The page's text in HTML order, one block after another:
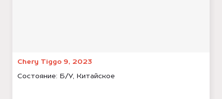
Chery Tiggo 9, 2023
Состояние: Б/У, Китайское